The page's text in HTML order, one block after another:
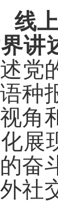
线
讲
党
种
角
展
奋
社